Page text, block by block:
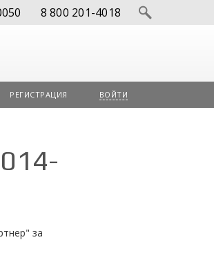
8 800 201-4018
РЕГИСТРАЦИЯ ВОЙТИ
за